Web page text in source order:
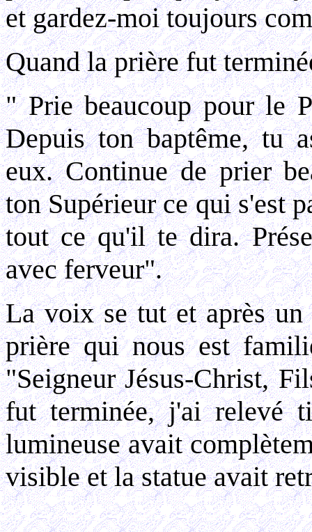
et gardez-moi toujours
Quand la prière fut
" Prie beaucoup pour le
Depuis ton baptême, tu
eux. Continue de prier
ton Supérieur ce qui s'est
tout ce qu'il te dira.
avec ferveur".
La voix se tut et après un
prière qui nous est
"Seigneur Jésus-Christ,
fut terminée, j'ai relevé
lumineuse avait
visible et la statue avait